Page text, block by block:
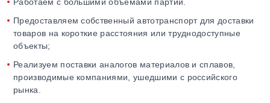
Предоставляем собственный автотранспорт для доставки
товаров на короткие расстояния или труднодоступные
объекты;
Реализуем поставки аналогов материалов и сплавов,
производимые компаниями, ушедшими с российского
рынка.